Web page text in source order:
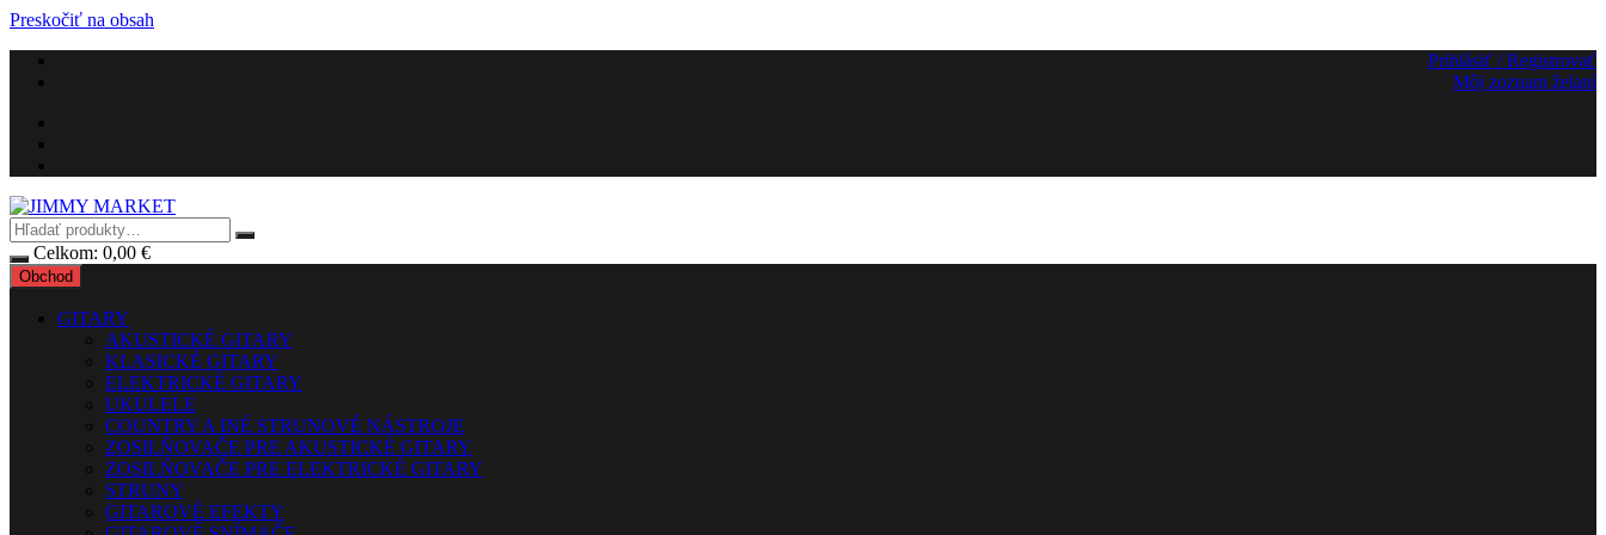
Preskočiť na obsah
Prihlásiť / Registrovať
Môj zoznam želaní
Celkom: 0,00 €
Obchod
GITARY
AKUSTICKÉ GITARY
KLASICKÉ GITARY
ELEKTRICKÉ GITARY
UKULELE
COUNTRY A INÉ STRUNOVÉ NÁSTROJE
ZOSILŇOVAČE PRE AKUSTICKÉ GITARY
ZOSILŇOVAČE PRE ELEKTRICKÉ GITARY
STRUNY
GITAROVÉ EFEKTY